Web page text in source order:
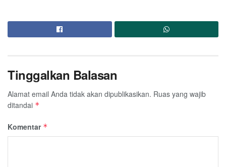
Tinggalkan Balasan
Alamat email Anda tidak akan dipublikasikan. Ruas yang wajib
ditandai *
Komentar *